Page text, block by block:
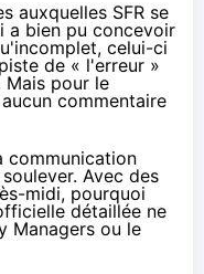
auxquelles SFR se
a bien pu concevoir
celui-ci
de « l'erreur »
Mais pour le
commentaire
communication
Avec des
midi, pourquoi
détaillée ne
Managers ou le